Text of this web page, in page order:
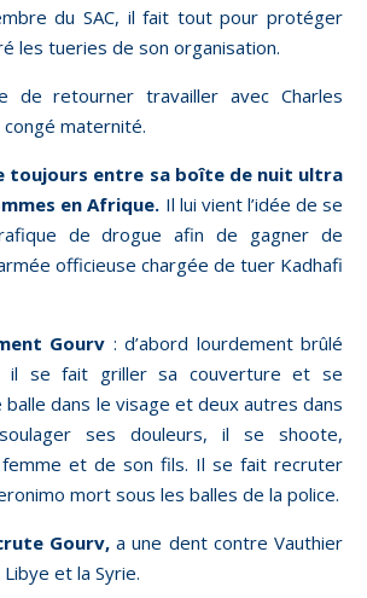
du SAC, il fait tout pour protéger
les tueries de son organisation.
de retourner travailler avec Charles
maternité.
toujours entre sa boîte de nuit ultra
en Afrique. Il lui vient l’idée de se
de drogue afin de gagner de
officieuse chargée de tuer Kadhafi
Gourv : d’abord lourdement brûlé
il se fait griller sa couverture et se
dans le visage et deux autres dans
ses douleurs, il se shoote,
femme et de son fils. Il se fait recruter
mort sous les balles de la police.
Gourv,a une dent contre Vauthier
et la Syrie.